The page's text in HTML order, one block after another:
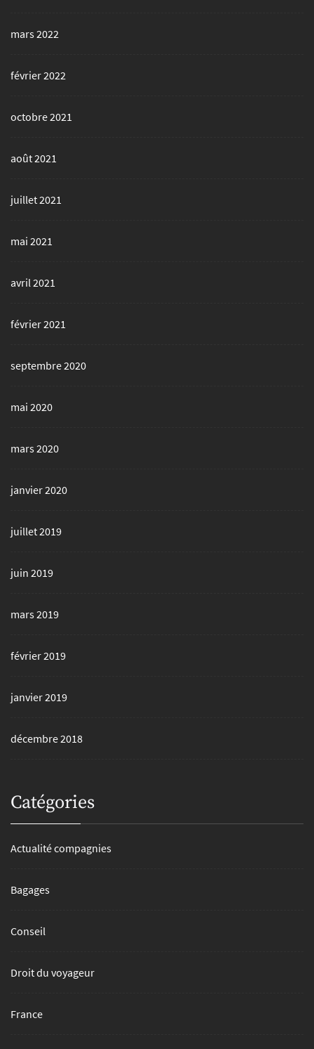
mars 2022
février 2022
octobre 2021
août 2021
juillet 2021
mai 2021
avril 2021
février 2021
septembre 2020
mai 2020
mars 2020
janvier 2020
juillet 2019
juin 2019
mars 2019
février 2019
janvier 2019
décembre 2018
Catégories
Actualité compagnies
Bagages
Conseil
Droit du voyageur
France